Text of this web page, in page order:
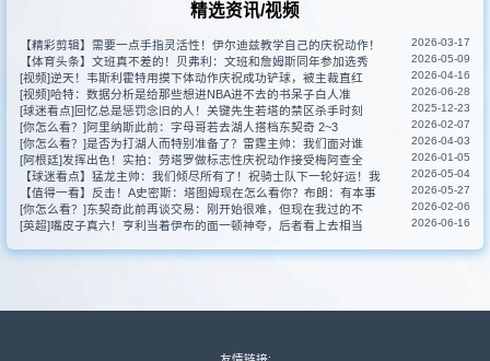
精选资讯/视频
【精彩剪辑】需要一点手指灵活性！伊尔迪兹教学自己的庆祝动作！ 2026-03-17
【体育头条】文班真不差的！贝弗利：文班和詹姆斯同年参加选秀 2026-05-09
[视频]逆天！韦斯利霍特用摸下体动作庆祝成功铲球，被主裁直红 2026-04-16
[视频]哈特：数据分析是给那些想进NBA进不去的书呆子白人准 2026-06-28
[球迷看点]回忆总是惩罚念旧的人！关键先生若塔的禁区杀手时刻 2025-12-23
[你怎么看？]阿里纳斯此前：字母哥若去湖人搭档东契奇 2~3 2026-02-07
[你怎么看？]是否为打湖人而特别准备了？雷霆主帅：我们面对谁 2026-04-03
[阿根廷]发挥出色！实拍：劳塔罗做标志性庆祝动作接受梅阿查全 2026-01-05
【球迷看点】猛龙主帅：我们倾尽所有了！祝骑士队下一轮好运！我 2026-05-04
【值得一看】反击！A史密斯：塔图姆现在怎么看你？布朗：有本事 2026-05-27
[你怎么看？]东契奇此前再谈交易：刚开始很难，但现在我过的不 2026-02-06
[英超]嘴皮子真六！亨利当着伊布的面一顿神夸，后者看上去相当 2026-06-16